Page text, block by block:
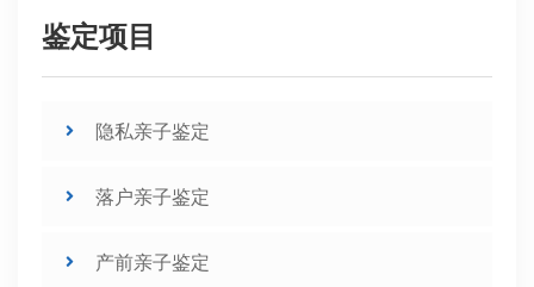
鉴定项目
隐私亲子鉴定
落户亲子鉴定
产前亲子鉴定